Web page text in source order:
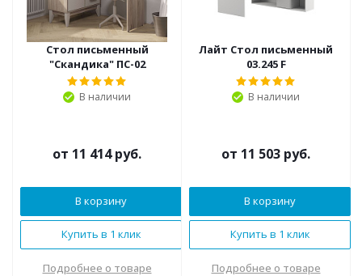
Стол письменный
"Скандика" ПС-02
В наличии
от 11 414 руб.
В корзину
Купить в 1 клик
Подробнее о товаре
Лайт Стол письменный
03.245 F
В наличии
от 11 503 руб.
В корзину
Купить в 1 клик
Подробнее о товаре